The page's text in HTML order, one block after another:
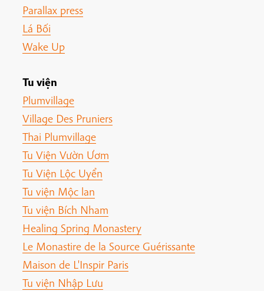
Parallax press
Lá Bối
Wake Up
Tu viện
Plumvillage
Village Des Pruniers
Thai Plumvillage
Tu Viện Vườn Ươm
Tu Viện Lộc Uyển
Tu viện Mộc lan
Tu viện Bích Nham
Healing Spring Monastery
Le Monastire de la Source Guérissante
Maison de L'Inspir Paris
Tu viện Nhập Lưu